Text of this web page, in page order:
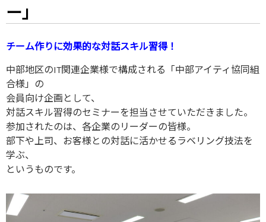
ー」
チーム作りに効果的な対話スキル習得！
中部地区のIT関連企業様で構成される「中部アイティ協同組
合様」の
会員向け企画として、
対話スキル習得のセミナーを担当させていただきました。
参加されたのは、各企業のリーダーの皆様。
部下や上司、お客様との対話に活かせるラベリング技法を
学ぶ、
というものです。